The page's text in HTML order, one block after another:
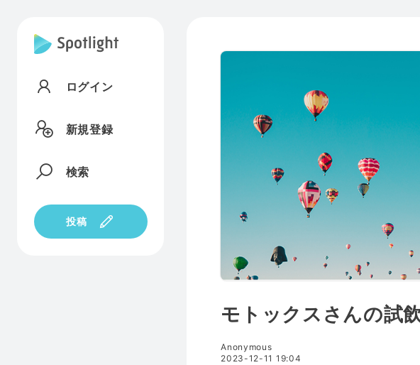
ログイン
新規登録
検索
投稿
モトックスさんの試
Anonymous
2023-12-11 19:04